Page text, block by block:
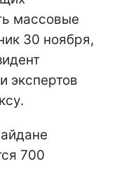
массовые
30 ноября,
экспертов
700